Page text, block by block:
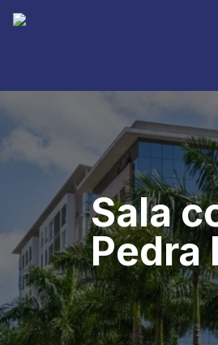
Sala
Pedra